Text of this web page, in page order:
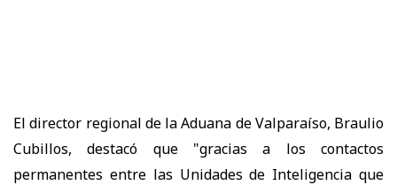
El director regional de la Aduana de Valparaíso, Braulio
Cubillos, destacó que "gracias a los contactos
permanentes entre las Unidades de Inteligencia que